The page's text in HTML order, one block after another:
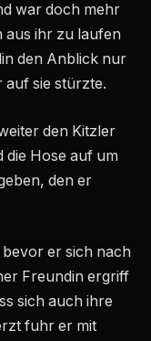
war doch mehr
aus ihr zu laufen
den Anblick nur
auf sie stürzte.
den Kitzler
die Hose auf um
den er
bevor er sich nach
Freundin ergriff
sich auch ihre
fuhr er mit